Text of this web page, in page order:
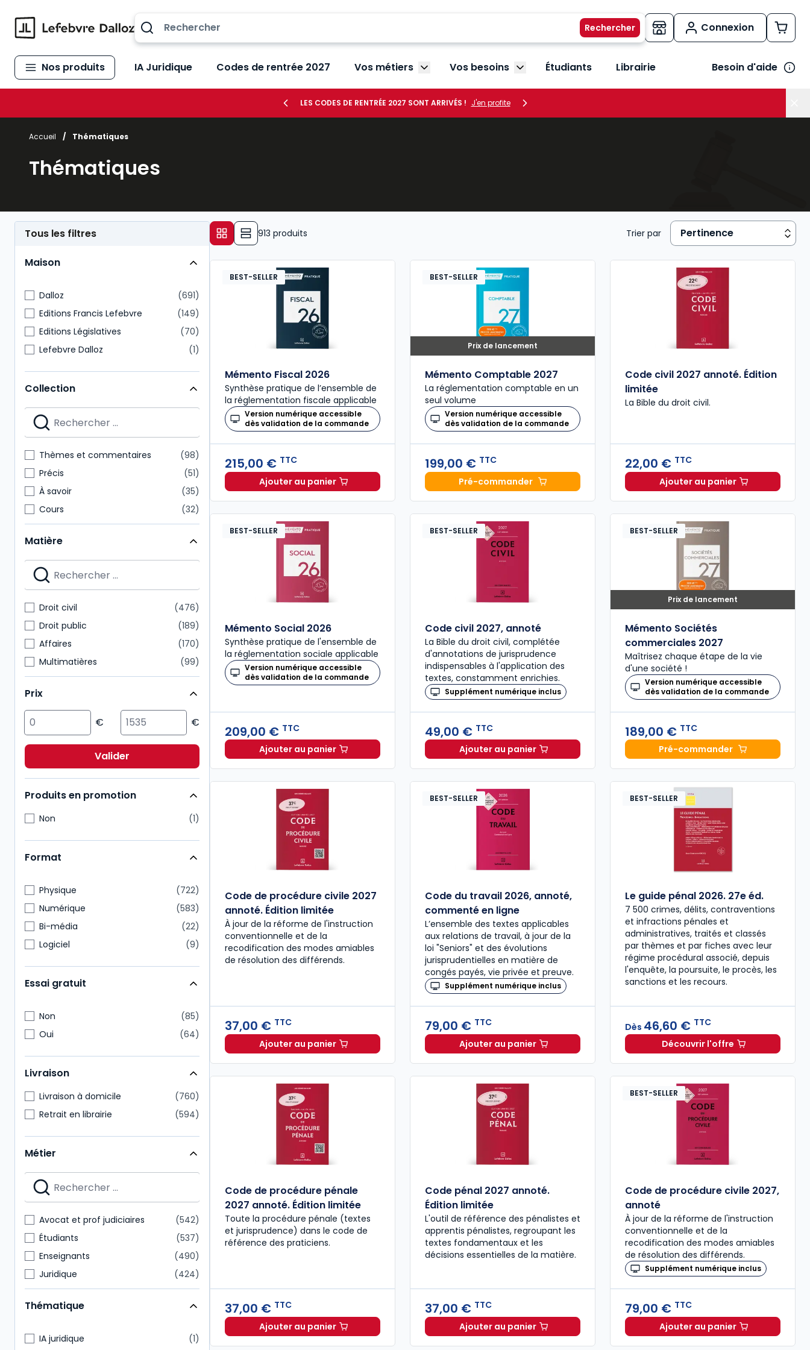
Connexion
Nos produits IA Juridique Codes de rentrée 2027 Vos métiers Afficher le sous-menu Vos métiers
Vos besoins Afficher le sous-menu Vos besoins
Étudiants Librairie Besoin d'aide
LES CODES DE RENTRÉE 2027 SONT ARRIVÉS ! J'en profite
Accueil / Thématiques
Thématiques
Tous les filtres
Maison
Dalloz
691
Editions Francis Lefebvre
149
Editions Législatives
70
Lefebvre Dalloz
1
Collection
Thèmes et commentaires
98
Précis
51
À savoir
35
Cours
32
Codes Dalloz Professionnels
29
Mémentos
28
Nouvelle Bibliothèque de Thèses
28
Dalloz Action
Matière
Droit civil
476
Droit public
189
Affaires
170
Multimatières
99
Social
99
Sciences politiques et sociales
98
92
Fiscal
85
Immobilier
54
Prix
Valider
Produits en promotion
Non 1
Format
Physique
722
Numérique
583
Bi-média
22
Logiciel
9
Essai gratuit
Non
85
Oui
64
Livraison
Livraison à domicile
760
Retrait en librairie
594
Métier
Avocat et prof judiciaires
542
Étudiants
537
Enseignants
490
Juridique
424
Notaire
218
Expert-comptable
175
Commissaire aux comptes
151
Thématique
IA juridique 1
913 produits Trier par
BEST-SELLER
Mémento Fiscal 2026
Synthèse pratique de l’ensemble de
la réglementation fiscale applicable
Version numérique accessible
dès validation de la commande
215,00 € TTC
Ajouter au panierMémento Fiscal 2026 à 215,00 € TTC
Prix de lancement
BEST-SELLER
Mémento Comptable 2027
La réglementation comptable en un
seul volume
Version numérique accessible
dès validation de la commande
199,00 € TTC
Pré-commanderMémento Comptable 2027 à 199,00 € TTC
Code civil 2027 annoté. Édition
limitée
La Bible du droit civil.
22,00 € TTC
Ajouter au panierCode civil 2027 annoté.
BEST-SELLER
Mémento Social 2026
Synthèse pratique de l'ensemble de
la réglementation sociale applicable
Version numérique accessible
dès validation de la commande
209,00 € TTC
Ajouter au panierMémento Social 2026 à 209,00 € TTC
BEST-SELLER
Code civil 2027, annoté
La Bible du droit civil, complétée
d'annotations de jurisprudence
indispensables à l'application des
textes, constamment enrichies.
Supplément numérique inclus
49,00 € TTC
Ajouter au panierCode civil 2027, annoté à 49,00 € TTC
Prix de lancement
BEST-SELLER
Mémento Sociétés
commerciales 2027
Maîtrisez chaque étape de la vie
d'une société !
Version numérique accessible
dès validation de la commande
189,00 € TTC
Pré-commanderMémento Sociétés
Code de procédure civile 2027
annoté. Édition limitée
À jour de la réforme de l'instruction
conventionnelle et de la
recodification des modes amiables
de résolution des différends.
37,00 € TTC
Ajouter au panierCode de procédure civile 2027 annoté. Édition limitée à 37,00 € TTC
BEST-SELLER
Code du travail 2026, annoté,
commenté en ligne
L’ensemble des textes applicables
aux relations de travail, à jour de la
loi "Seniors" et des évolutions
jurisprudentielles en matière de
congés payés, vie privée et preuve.
Supplément numérique inclus
79,00 € TTC
Ajouter au panierCode du travail 2026, annoté, commenté en ligne à 79,00 € TTC
BEST-SELLER
Le guide pénal 2026. 27e éd.
7 500 crimes, délits, contraventions
et infractions pénales et
administratives, traités et classés
par thèmes et par fiches avec leur
régime procédural associé, depuis
l'enquête, la poursuite, le procès, les
sanctions et les recours.
Dès 46,60 € TTC
Découvrir l'offreLe guide pénal 2026.
Code de procédure pénale
2027 annoté. Édition limitée
Toute la procédure pénale (textes
et jurisprudence) dans le code de
référence des praticiens.
37,00 € TTC
Ajouter au panierCode de procédure pénale 2027 annoté. Édition limitée à 37,00 € TTC
Code pénal 2027 annoté.
Édition limitée
L'outil de référence des pénalistes et
apprentis pénalistes, regroupant les
textes fondamentaux et les
décisions essentielles de la matière.
37,00 € TTC
Ajouter au panierCode pénal 2027 annoté. Édition limitée à 37,00 € TTC
BEST-SELLER
Code de procédure civile 2027,
annoté
À jour de la réforme de l'instruction
conventionnelle et de la
recodification des modes amiables
de résolution des différends.
Supplément numérique inclus
79,00 € TTC
Ajouter au panierCode de procédure